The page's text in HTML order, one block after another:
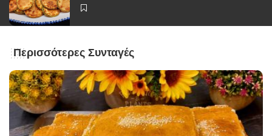
Περισσότερες Συνταγές